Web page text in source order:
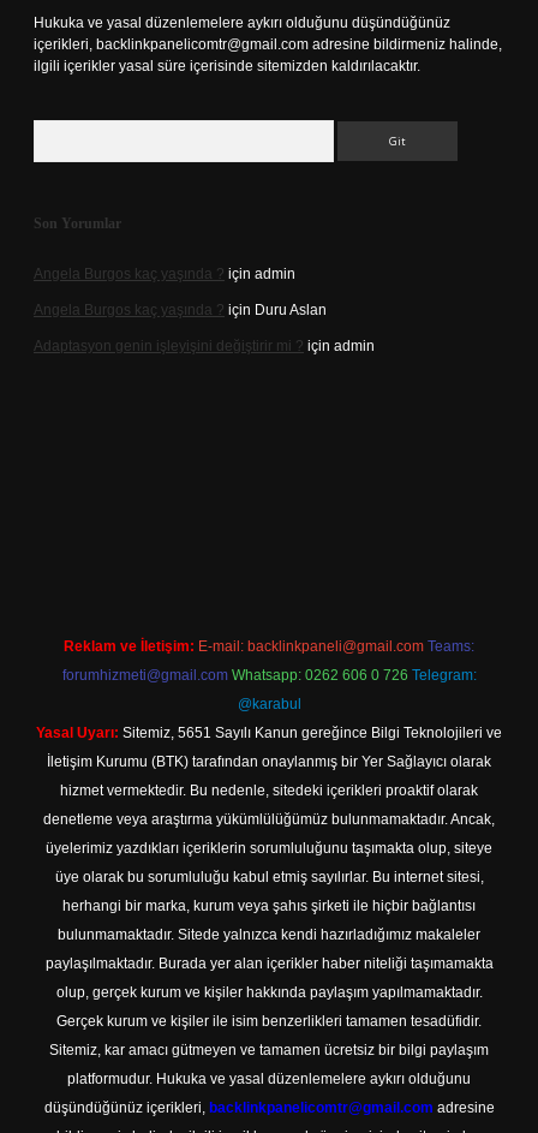
Hukuka ve yasal düzenlemelere aykırı olduğunu düşündüğünüz
içerikleri, backlinkpanelicomtr@gmail.com adresine bildirmeniz halinde,
ilgili içerikler yasal süre içerisinde sitemizden kaldırılacaktır.
Son Yorumlar
Angela Burgos kaç yaşında ? için admin
Angela Burgos kaç yaşında ? için Duru Aslan
Adaptasyon genin işleyişini değiştirir mi ? için admin
Reklam ve İletişim: E-mail: backlinkpaneli@gmail.com Teams:
forumhizmeti@gmail.com Whatsapp: 0262 606 0 726 Telegram:
@karabul
Yasal Uyarı: Sitemiz, 5651 Sayılı Kanun gereğince Bilgi Teknolojileri ve
İletişim Kurumu (BTK) tarafından onaylanmış bir Yer Sağlayıcı olarak
hizmet vermektedir. Bu nedenle, sitedeki içerikleri proaktif olarak
denetleme veya araştırma yükümlülüğümüz bulunmamaktadır. Ancak,
üyelerimiz yazdıkları içeriklerin sorumluluğunu taşımakta olup, siteye
üye olarak bu sorumluluğu kabul etmiş sayılırlar. Bu internet sitesi,
herhangi bir marka, kurum veya şahıs şirketi ile hiçbir bağlantısı
bulunmamaktadır. Sitede yalnızca kendi hazırladığımız makaleler
paylaşılmaktadır. Burada yer alan içerikler haber niteliği taşımamakta
olup, gerçek kurum ve kişiler hakkında paylaşım yapılmamaktadır.
Gerçek kurum ve kişiler ile isim benzerlikleri tamamen tesadüfidir.
Sitemiz, kar amacı gütmeyen ve tamamen ücretsiz bir bilgi paylaşım
platformudur. Hukuka ve yasal düzenlemelere aykırı olduğunu
düşündüğünüz içerikleri, backlinkpanelicomtr@gmail.com adresine